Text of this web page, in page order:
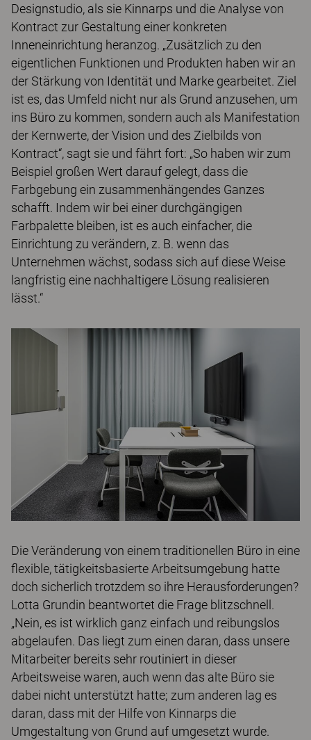
Designstudio, als sie Kinnarps und die Analyse von
Kontract zur Gestaltung einer konkreten
Inneneinrichtung heranzog. „Zusätzlich zu den
eigentlichen Funktionen und Produkten haben wir an
der Stärkung von Identität und Marke gearbeitet. Ziel
ist es, das Umfeld nicht nur als Grund anzusehen, um
ins Büro zu kommen, sondern auch als Manifestation
der Kernwerte, der Vision und des Zielbilds von
Kontract“, sagt sie und fährt fort: „So haben wir zum
Beispiel großen Wert darauf gelegt, dass die
Farbgebung ein zusammenhängendes Ganzes
schafft. Indem wir bei einer durchgängigen
Farbpalette bleiben, ist es auch einfacher, die
Einrichtung zu verändern, z. B. wenn das
Unternehmen wächst, sodass sich auf diese Weise
langfristig eine nachhaltigere Lösung realisieren
lässt.“
Die Veränderung von einem traditionellen Büro in eine
flexible, tätigkeitsbasierte Arbeitsumgebung hatte
doch sicherlich trotzdem so ihre Herausforderungen?
Lotta Grundin beantwortet die Frage blitzschnell.
„Nein, es ist wirklich ganz einfach und reibungslos
abgelaufen. Das liegt zum einen daran, dass unsere
Mitarbeiter bereits sehr routiniert in dieser
Arbeitsweise waren, auch wenn das alte Büro sie
dabei nicht unterstützt hatte; zum anderen lag es
daran, dass mit der Hilfe von Kinnarps die
Umgestaltung von Grund auf umgesetzt wurde.